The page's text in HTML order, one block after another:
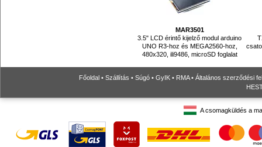
MAR3501
3.5" LCD érintő kijelző modul arduino
UNO R3-hoz és MEGA2560-hoz,
480x320, ili9486, microSD foglalat
Főoldal • Szállítás • Súgó • GyIK • RMA• Általános szerződési
A csomagküldés a